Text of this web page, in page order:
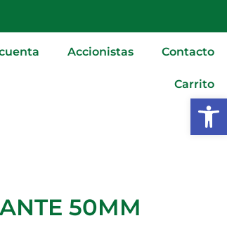
Accionistas Contacto
Carrito
50MM